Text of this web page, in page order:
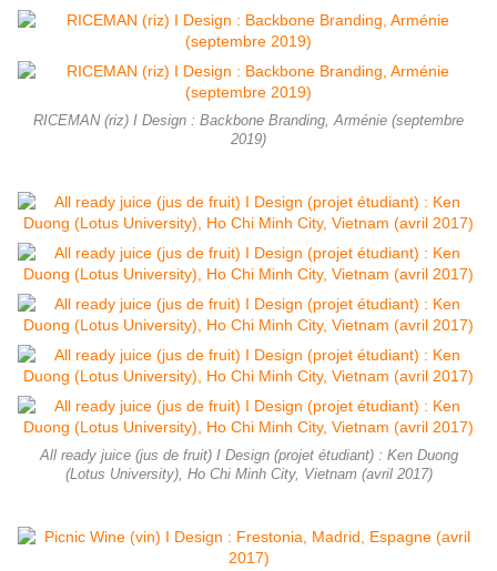
RICEMAN (riz) I Design : Backbone Branding, Arménie (septembre
2019)
All ready juice (jus de fruit) I Design (projet étudiant) : Ken Duong
(Lotus University), Ho Chi Minh City, Vietnam (avril 2017)